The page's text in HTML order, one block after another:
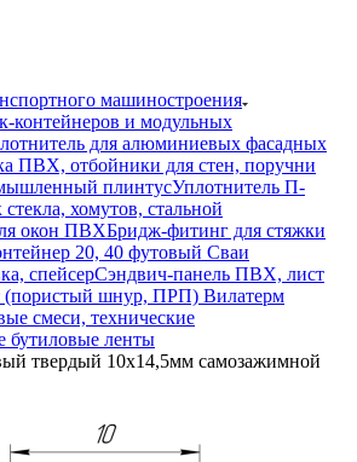
машиностроения
контейнеров и модульных
для алюминиевых фасадных
ПВХ, отбойники для стен, поручни
плинтусУплотнитель П-
хомутов, стальной
окон ПВХБридж-фитинг для стяжки
20, 40 футовый Сваи
спейсерСэндвич-панель ПВХ, лист
(пористый шнур, ПРП) Вилатерм
смеси, технические
ленты
твердый 10х14,5мм самозажимной